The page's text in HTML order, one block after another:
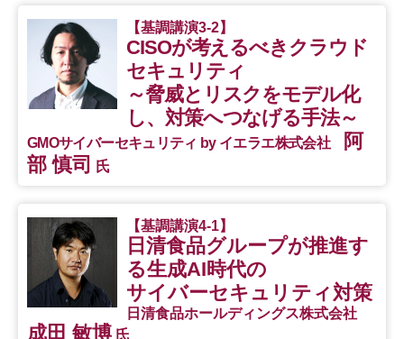
【基調講演3-2】
CISOが考えるべきクラウド
セキュリティ
～脅威とリスクをモデル化
し、対策へつなげる手法～
GMOサイバーセキュリティ by イエラエ株式会社
阿
部 慎司
氏
【基調講演4-1】
日清食品グループが推進す
る生成AI時代の
サイバーセキュリティ対策
日清食品ホールディングス株式会社
成田 敏博 氏